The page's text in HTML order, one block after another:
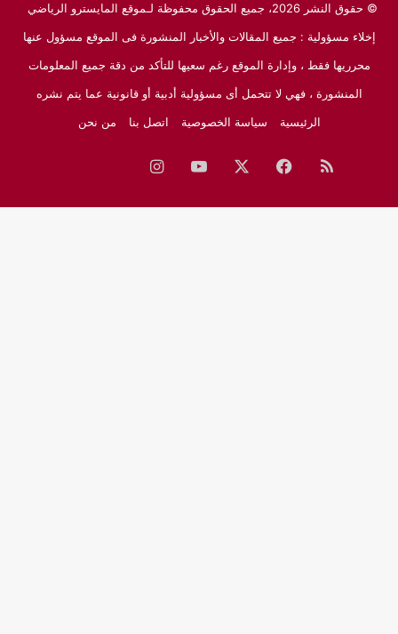
© حقوق النشر 2026، جميع الحقوق محفوظة لـموقع المايسترو الرياضي
إخلاء مسؤولية : جميع المقالات والأخبار المنشورة فى الموقع مسؤول عنها
محرريها فقط ، وإدارة الموقع رغم سعيها للتأكد من دقة جميع المعلومات
المنشورة ، فهي لا تتحمل أى مسؤولية أدبية أو قانونية عما يتم نشره
الرئيسية
سياسة الخصوصية اتصل بنا من نحن
ملخص
الموقع
فيسبوك ‫YouTubeانستقرام
نيوز